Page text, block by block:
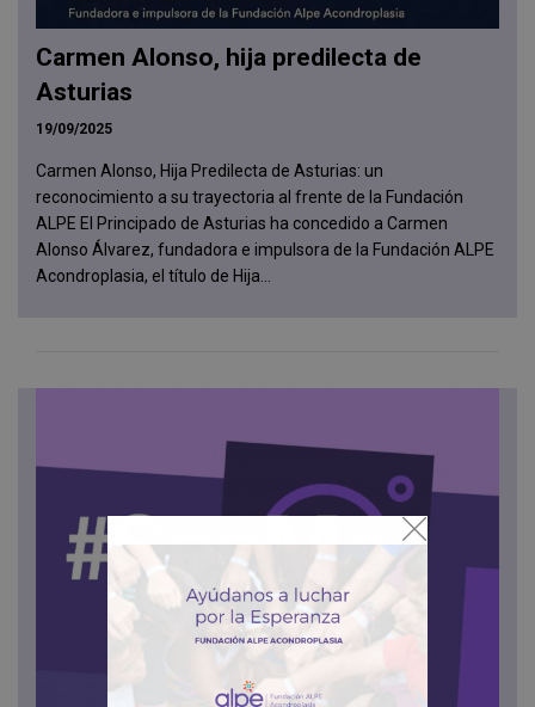
Carmen Alonso, hija predilecta de
Asturias
19/09/2025
Carmen Alonso, Hija Predilecta de Asturias: un
reconocimiento a su trayectoria al frente de la Fundación
ALPE El Principado de Asturias ha concedido a Carmen
Alonso Álvarez, fundadora e impulsora de la Fundación ALPE
Acondroplasia, el título de Hija...